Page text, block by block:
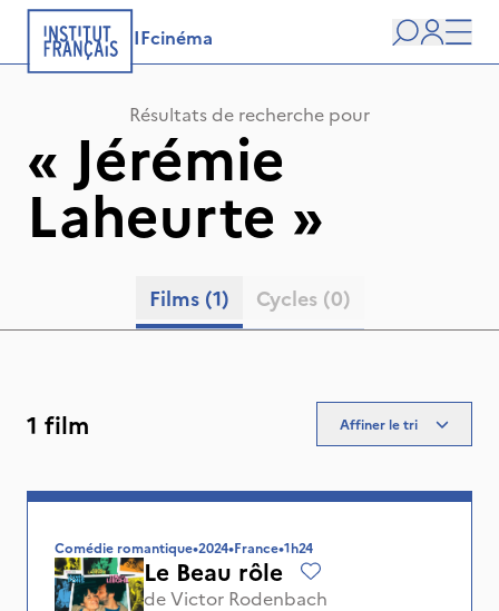
IFcinéma
user
Résultats de recherche pour
« Jérémie
Laheurte »
Films (1) Cycles (0)
1 film Affiner le tri
Comédie romantique•2024•France•1h24
Le Beau rôle
deVictor Rodenbach